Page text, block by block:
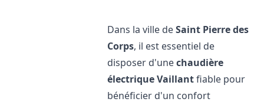
Dans la ville deSaint Pierre des
Corps, il est essentiel de
disposer d'unechaudière
électrique Vaillantfiable pour
bénéficier d'un confort